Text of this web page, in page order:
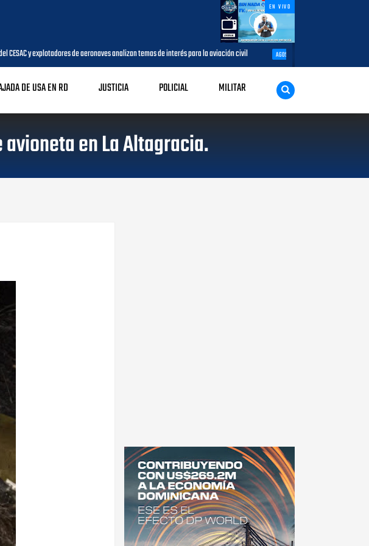
EN VIVO
de aeronaves analizan temas de interés para la aviación civil AGOSTO 05, 2026 Más de 7,7 millones de visitantes
DE USA EN RD JUSTICIA POLICIAL MILITAR
en La Altagracia.